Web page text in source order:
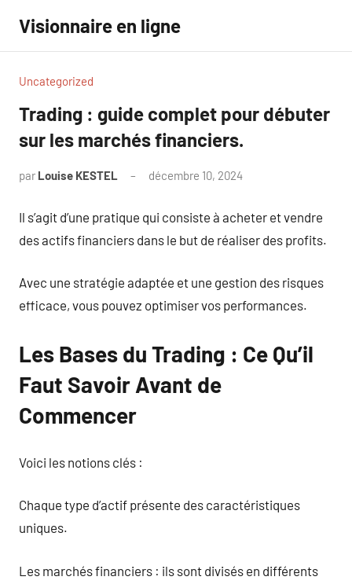
contenu
Visionnaire en ligne
Uncategorized
Trading : guide complet pour débuter
sur les marchés financiers.
par Louise KESTEL décembre 10, 2024
Il s’agit d’une pratique qui consiste à acheter et vendre
des actifs financiers dans le but de réaliser des profits.
Avec une stratégie adaptée et une gestion des risques
efficace, vous pouvez optimiser vos performances.
Les Bases du Trading : Ce Qu’il
Faut Savoir Avant de
Commencer
Voici les notions clés :
Chaque type d’actif présente des caractéristiques
uniques.
Les marchés financiers : ils sont divisés en différents